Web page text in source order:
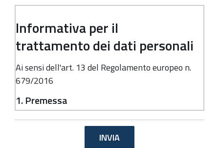
Informativa per il
trattamento dei dati personali
Ai sensi dell'art. 13 del Regolamento europeo n.
679/2016
1. Premessa
Ai sensi dell'art. 13 del Regolamento europeo n.
679/2016, la Giunta della Regione Emilia-